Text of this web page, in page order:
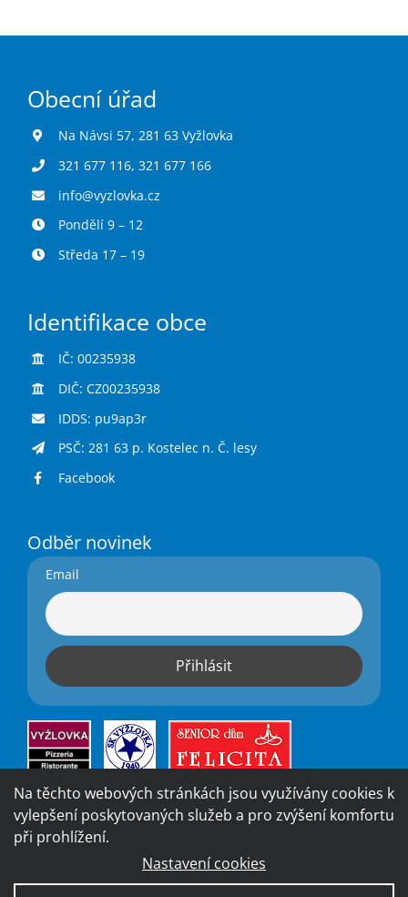
Obecní úřad
Na Návsi 57, 281 63 Vyžlovka
321 677 116, 321 677 166
info@vyzlovka.cz
Pondělí 9 – 12
Středa 17 – 19
Identifikace obce
IČ: 00235938
DIČ: CZ00235938
IDDS: pu9ap3r
PSČ: 281 63 p. Kostelec n. Č. lesy
Facebook
Odběr novinek
Email
Na těchto webových stránkách jsou využívány cookies k
vylepšení poskytovaných služeb a pro zvýšení komfortu
při prohlížení.
Nastavení cookies